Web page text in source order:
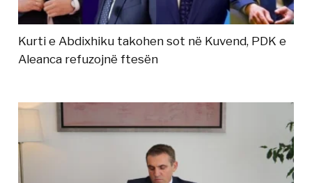
Kurti e Abdixhiku takohen sot në Kuvend, PDK e
Aleanca refuzojnë ftesën